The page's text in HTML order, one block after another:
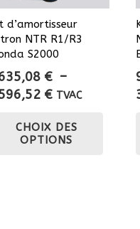
d’amortisseur
NTR R1/R3
S2000
€ –
€Plage
prix :
2635,08 €
TVAC
CHOIX DES
OPTIONS